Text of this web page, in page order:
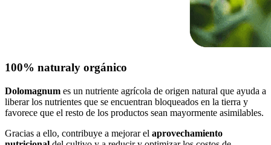
100% naturaly orgánico
Dolomagnum es un nutriente agrícola de origen natural que ayuda a
liberar los nutrientes que se encuentran bloqueados en la tierra y
favorece que el resto de los productos sean mayormente asimilables.
Gracias a ello, contribuye a mejorar el aprovechamiento